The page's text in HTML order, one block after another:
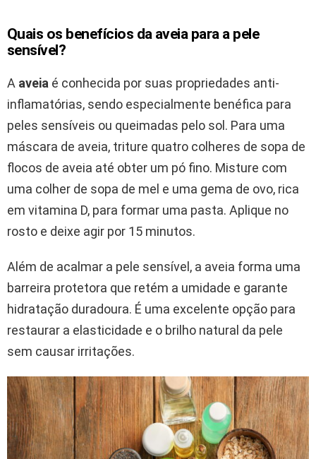
Quais os benefícios da aveia para a pele
sensível?
A aveia é conhecida por suas propriedades anti-
inflamatórias, sendo especialmente benéfica para
peles sensíveis ou queimadas pelo sol. Para uma
máscara de aveia, triture quatro colheres de sopa de
flocos de aveia até obter um pó fino. Misture com
uma colher de sopa de mel e uma gema de ovo, rica
em vitamina D, para formar uma pasta. Aplique no
rosto e deixe agir por 15 minutos.
Além de acalmar a pele sensível, a aveia forma uma
barreira protetora que retém a umidade e garante
hidratação duradoura. É uma excelente opção para
restaurar a elasticidade e o brilho natural da pele
sem causar irritações.